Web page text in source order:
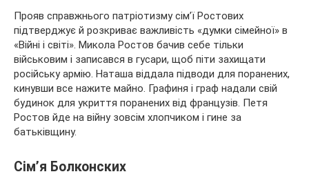
Прояв справжнього патріотизму сім’ї Ростових
підтверджує й розкриває важливість «думки сімейної» в
«Війні і світі». Микола Ростов бачив себе тільки
військовим і записався в гусари, щоб піти захищати
російську армію. Наташа віддала підводи для поранених,
кинувши все нажите майно. Графиня і граф надали свій
будинок для укриття поранених від французів. Петя
Ростов йде на війну зовсім хлопчиком і гине за
батьківщину.
Сім’я Болконских